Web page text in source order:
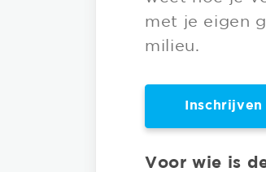
met je eigen
milieu.
Inschrijven
Voor wie is